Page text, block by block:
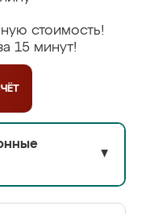
стоимость!
15 минут!
▼